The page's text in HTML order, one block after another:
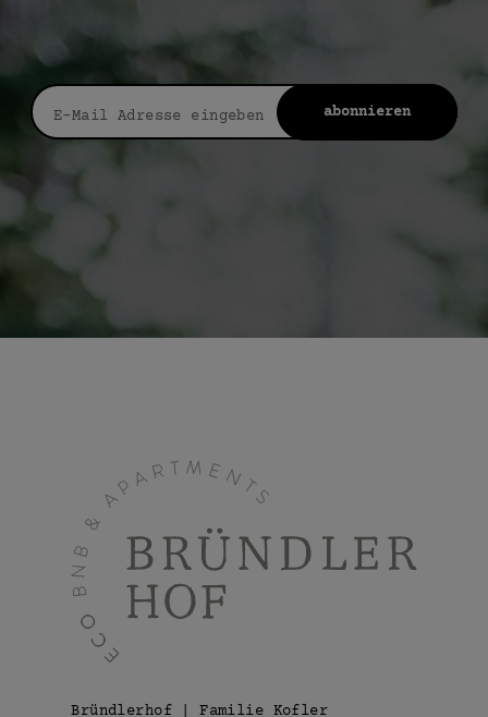
E-Mail Adresse eingeben abonnieren
Bründlerhof | Familie Kofler